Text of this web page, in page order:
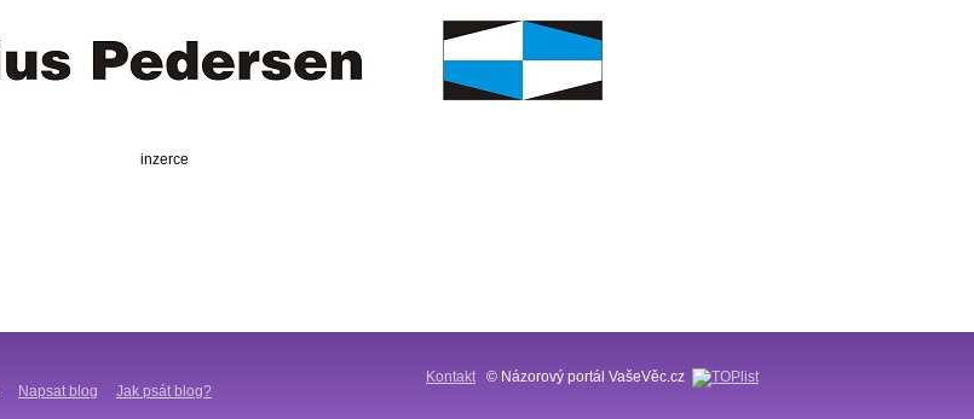
inzerce
Napsat blog Jak psát blog?
Kontakt © Názorový portál VašeVěc.cz